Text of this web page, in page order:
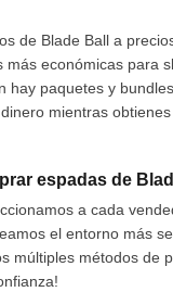
de Blade Ball a
más económicas para
hay paquetes y
mientras
espadas de
a cada
el entorno más
múltiples métodos de